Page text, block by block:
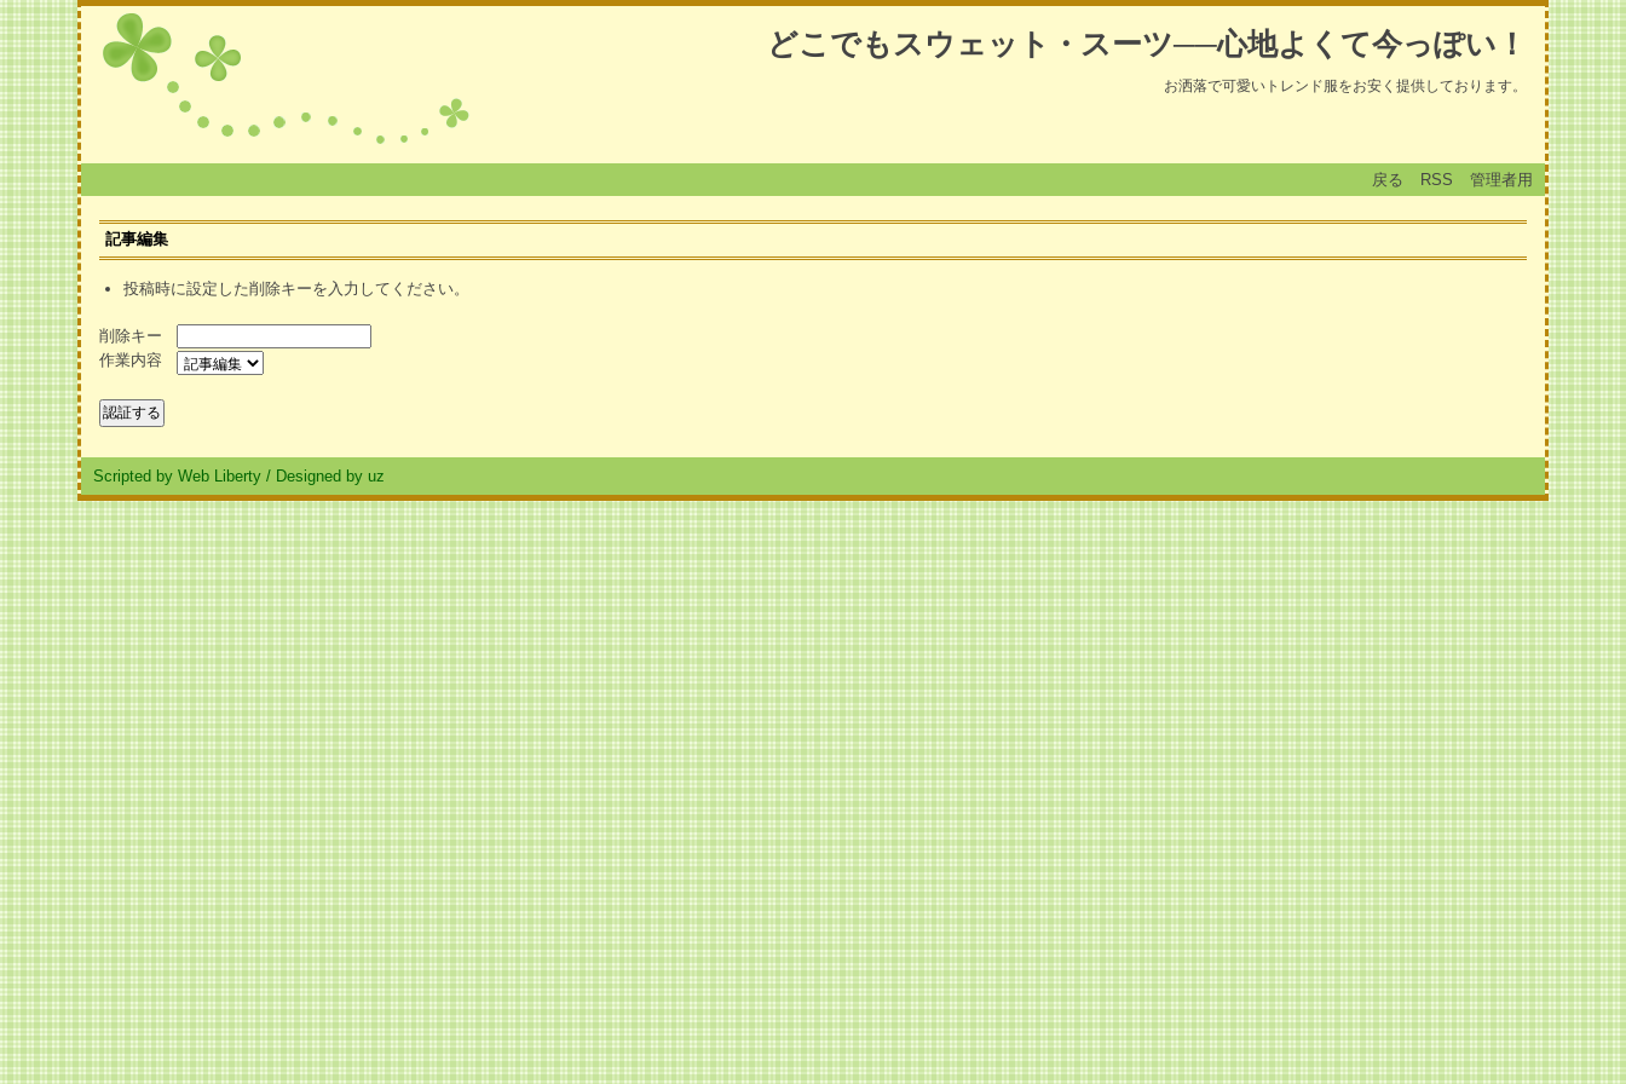
どこでもスウェット・スーツ──心地よくて今っぽい！
お洒落で可愛いトレンド服をお安く提供しております。
戻る RSS 管理者用
記事編集
投稿時に設定した削除キーを入力してください。
削除キー
作業内容
Scripted by Web Liberty / Designed by uz